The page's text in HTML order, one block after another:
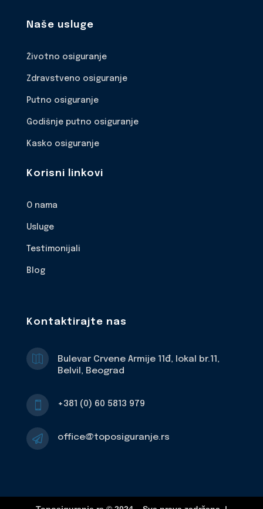
Naše usluge
Životno osiguranje
Zdravstveno osiguranje
Putno osiguranje
Godišnje putno osiguranje
Kasko osiguranje
Korisni linkovi
O nama
Usluge
Testimonijali
Blog
Kontaktirajte nas

Bulevar Crvene Armije 11đ, lokal br.11,
Belvil, Beograd
 +381 (0) 60 5813 979
 office@toposiguranje.rs